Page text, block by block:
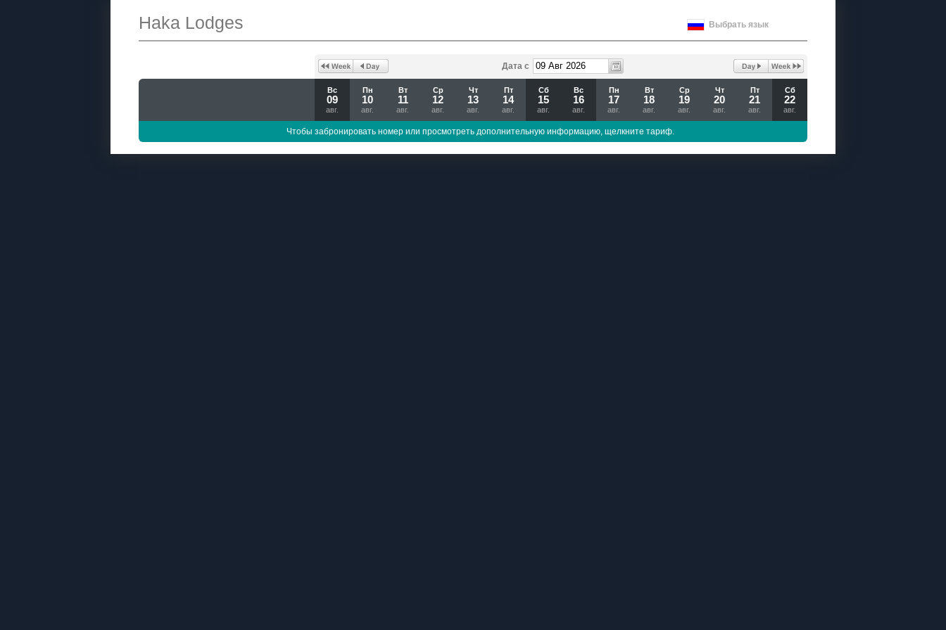
Выбрать язык
Haka Lodges
Дата с
Вс
09
авг.
Пн
10
авг.
Вт
11
авг.
Ср
12
авг.
Чт
13
авг.
Пт
14
авг.
Сб
15
авг.
Вс
16
авг.
Пн
17
авг.
Вт
18
авг.
Ср
19
авг.
Чт
20
авг.
Пт
21
авг.
Сб
22
авг.
Чтобы забронировать номер или просмотреть дополнительную информацию, щелкните тариф.